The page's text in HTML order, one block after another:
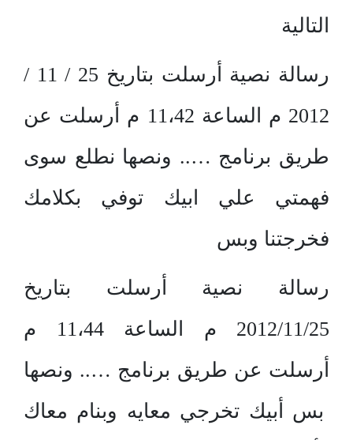
التالية
رسالة نصية أرسلت بتاريخ 25 / 11 /
2012 م الساعة 11،42 م أرسلت عن
طريق برنامج ….. ونصها نطلع سوى
فهمتي علي ابيك توفي بكلامك
فخرجتنا وبس
رسالة نصية أرسلت بتاريخ
2012/11/25 م الساعة 11،44 م
أرسلت عن طريق برنامج ….. ونصها
بس أبيك تخرجي معايه وبنام معاك